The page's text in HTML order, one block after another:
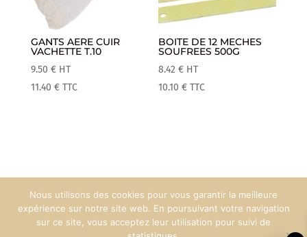
GANTS AERE CUIR
VACHETTE T.10
9.50 € HT
11.40 € TTC
BOITE DE 12 MECHES
SOUFREES 500G
8.42€ HT
10.10€ TTC
Mentions Légales Espace Pro
Nous utilisons des cookies pour vous garantir la meilleure
expérience sur notre site web. En poursuivant votre navigation
sur ce site, vous acceptez leur utilisation pour suivi de